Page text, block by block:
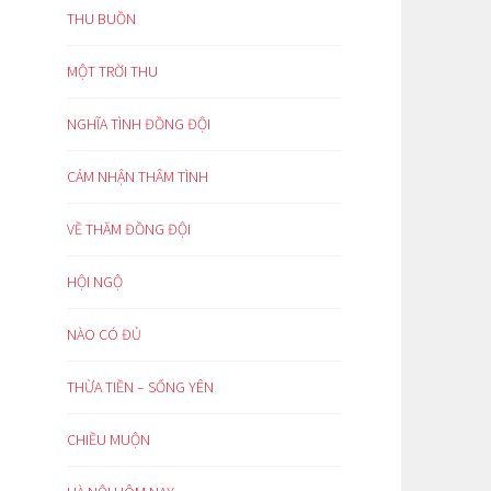
THU BUỒN
MỘT TRỜI THU
NGHĨA TÌNH ĐỒNG ĐỘI
CẢM NHẬN THÂM TÌNH
VỀ THĂM ĐỒNG ĐỘI
HỘI NGỘ
NÀO CÓ ĐỦ
THỪA TIỀN – SỐNG YÊN
CHIỀU MUỘN